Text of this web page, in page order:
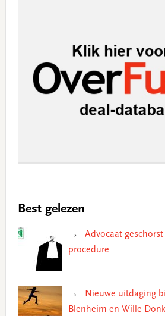
Best gelezen
Advocaat
procedure
Nieuwe uitdaging
Blenheim en Wille